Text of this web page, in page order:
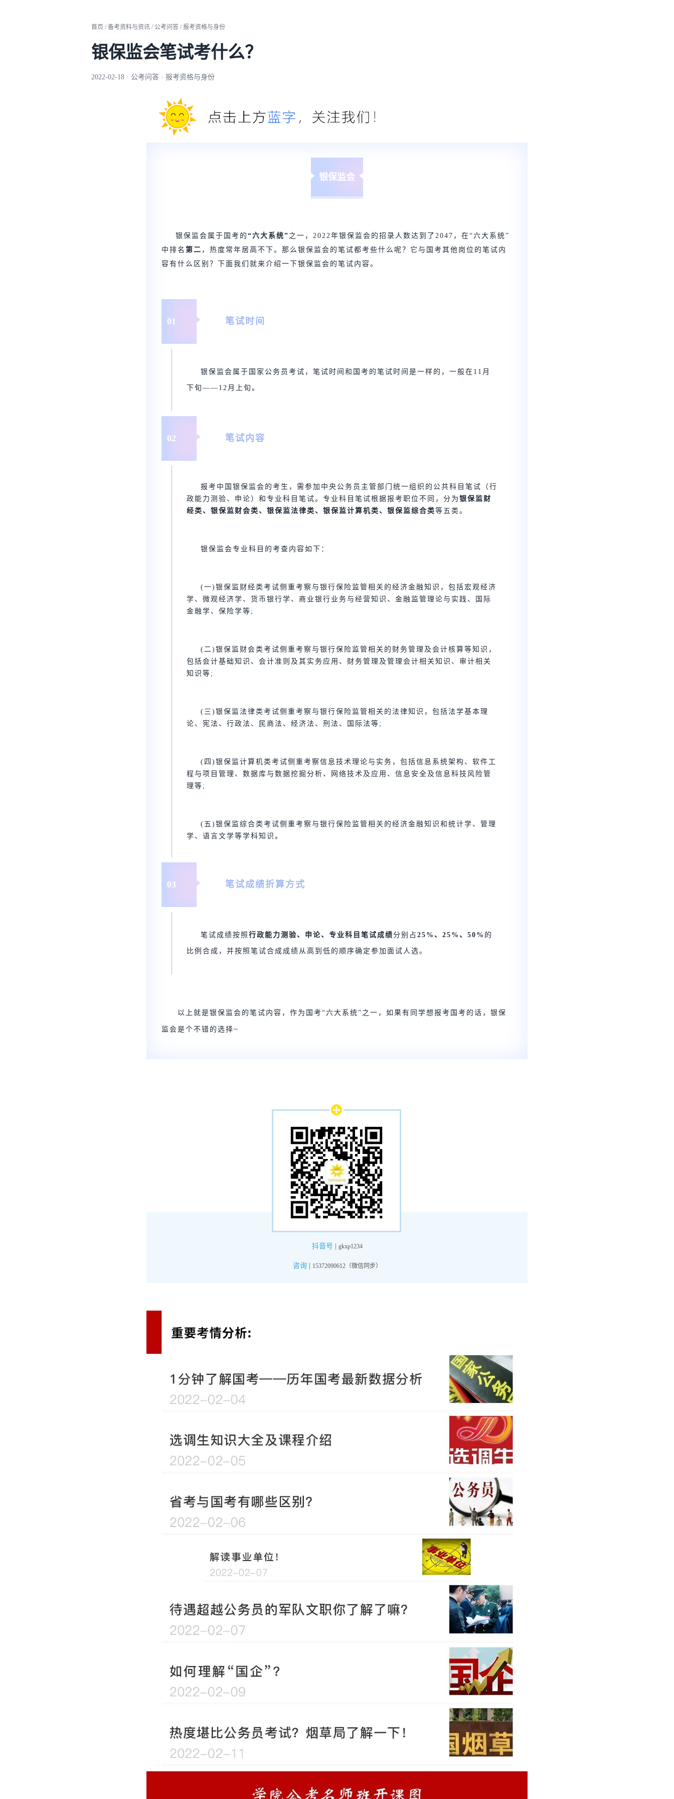
首页 / 备考资料与资讯 / 公考问答 / 报考资格与身份
银保监会笔试考什么？
2022-02-18 · 公考问答 · 报考资格与身份
银保监会
银保监会属于国考的 “六大系统” 之一， 2022年银保监会的招录人数达到了2047，在“六大系统”
中排名 第二 ，热度常年居高不下。那么银保监会的笔试都考些什么呢？它与国考其他岗位的笔试内
容有什么区别？下面我们就来介绍一下银保监会的笔试内容。
01 笔试时间
银保监会属于国家公务员考试，笔试时间和国考的笔试时间是一样的，一般在11月
下旬——12月上旬。
02 笔试内容
报考中国银保监会的考生，需参加中央公务员主管部门统一组织的公共科目笔试（行
政能力测验、申论）和专业科目笔试。专业科目笔试根据报考职位不同，分为 银保监财
经类、银保监财会类、银保监法律类、银保监计算机类、银保监综合类等五类。
银保监会专业科目的考查内容如下：
(一)银保监财经类考试侧重考察与银行保险监管相关的经济金融知识，包括宏观经济
学、微观经济学、货币银行学、商业银行业务与经营知识、金融监管理论与实践、国际
金融学、保险学等;
(二)银保监财会类考试侧重考察与银行保险监管相关的财务管理及会计核算等知识，
包括会计基础知识、会计准则及其实务应用、财务管理及管理会计相关知识、审计相关
知识等;
(三)银保监法律类考试侧重考察与银行保险监管相关的法律知识，包括法学基本理
论、宪法、行政法、民商法、经济法、刑法、国际法等;
(四)银保监计算机类考试侧重考察信息技术理论与实务，包括信息系统架构、软件工
程与项目管理、数据库与数据挖掘分析、网络技术及应用、信息安全及信息科技风险管
理等;
(五)银保监综合类考试侧重考察与银行保险监管相关的经济金融知识和统计学、管理
学、语言文学等学科知识。
03 笔试成绩折算方式
笔试成绩按照 行政能力测验、申论、专业科目笔试成绩分别占 25%、25%、50% 的
比例合成，并按照笔试合成成绩从高到低的顺序确定参加面试人选。
以上就是银保监会的笔试内容，作为国考“六大系统”之一，如果有同学想报考国考的话，银保
监会是个不错的选择~
抖音号 | gkxp1234
咨询| 15372090612（微信同步）